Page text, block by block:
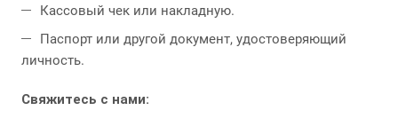
Кассовый чек или накладную.
Паспорт или другой документ, удостоверяющий
личность.
Свяжитесь с нами: